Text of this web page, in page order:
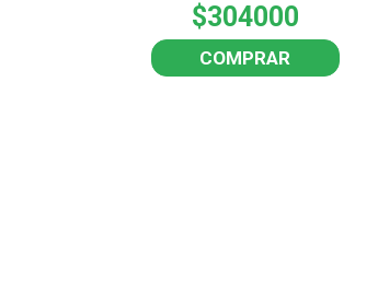
$304000
COMPRAR